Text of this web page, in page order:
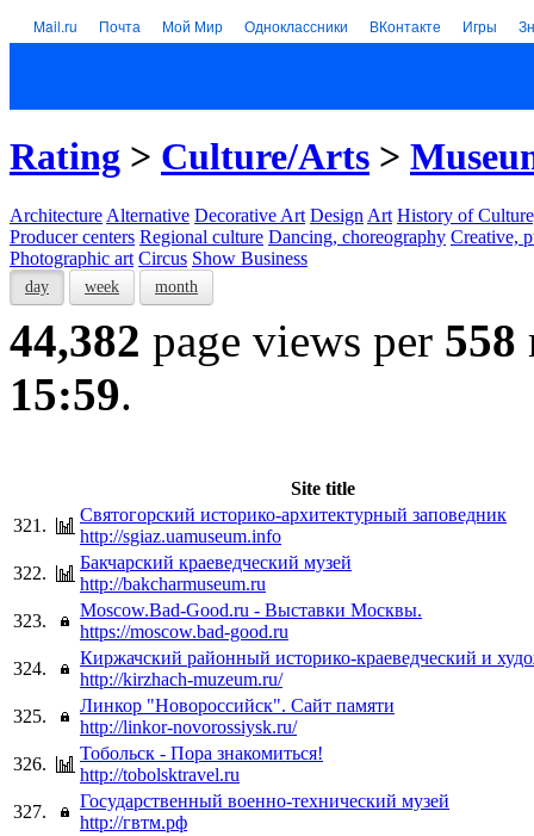
Mail.ru Почта Мой Мир Одноклассники ВКонтакте Игры
Rating > Culture/Arts >
Architecture Alternative Decorative Art Design Art History of
Producer centers Regional culture Dancing, choreography Creative,
Photographic art Circus Show Business
day week month
44,382 page views per 558
15:59.
Site title
321.
Святогорский историко-архитектурный заповедник
http://sgiaz.uamuseum.info
322.
Бакчарский краеведческий музей
http://bakcharmuseum.ru
323.
Moscow.Bad-Good.ru - Выставки Москвы.
https://moscow.bad-good.ru
324.
Киржачский районный историко-краеведческий и
http://kirzhach-muzeum.ru/
325.
Линкор "Новороссийск". Сайт памяти
http://linkor-novorossiysk.ru/
326.
Тобольск - Пора знакомиться!
http://tobolsktravel.ru
327.
Государственный военно-технический музей
http://гвтм.рф